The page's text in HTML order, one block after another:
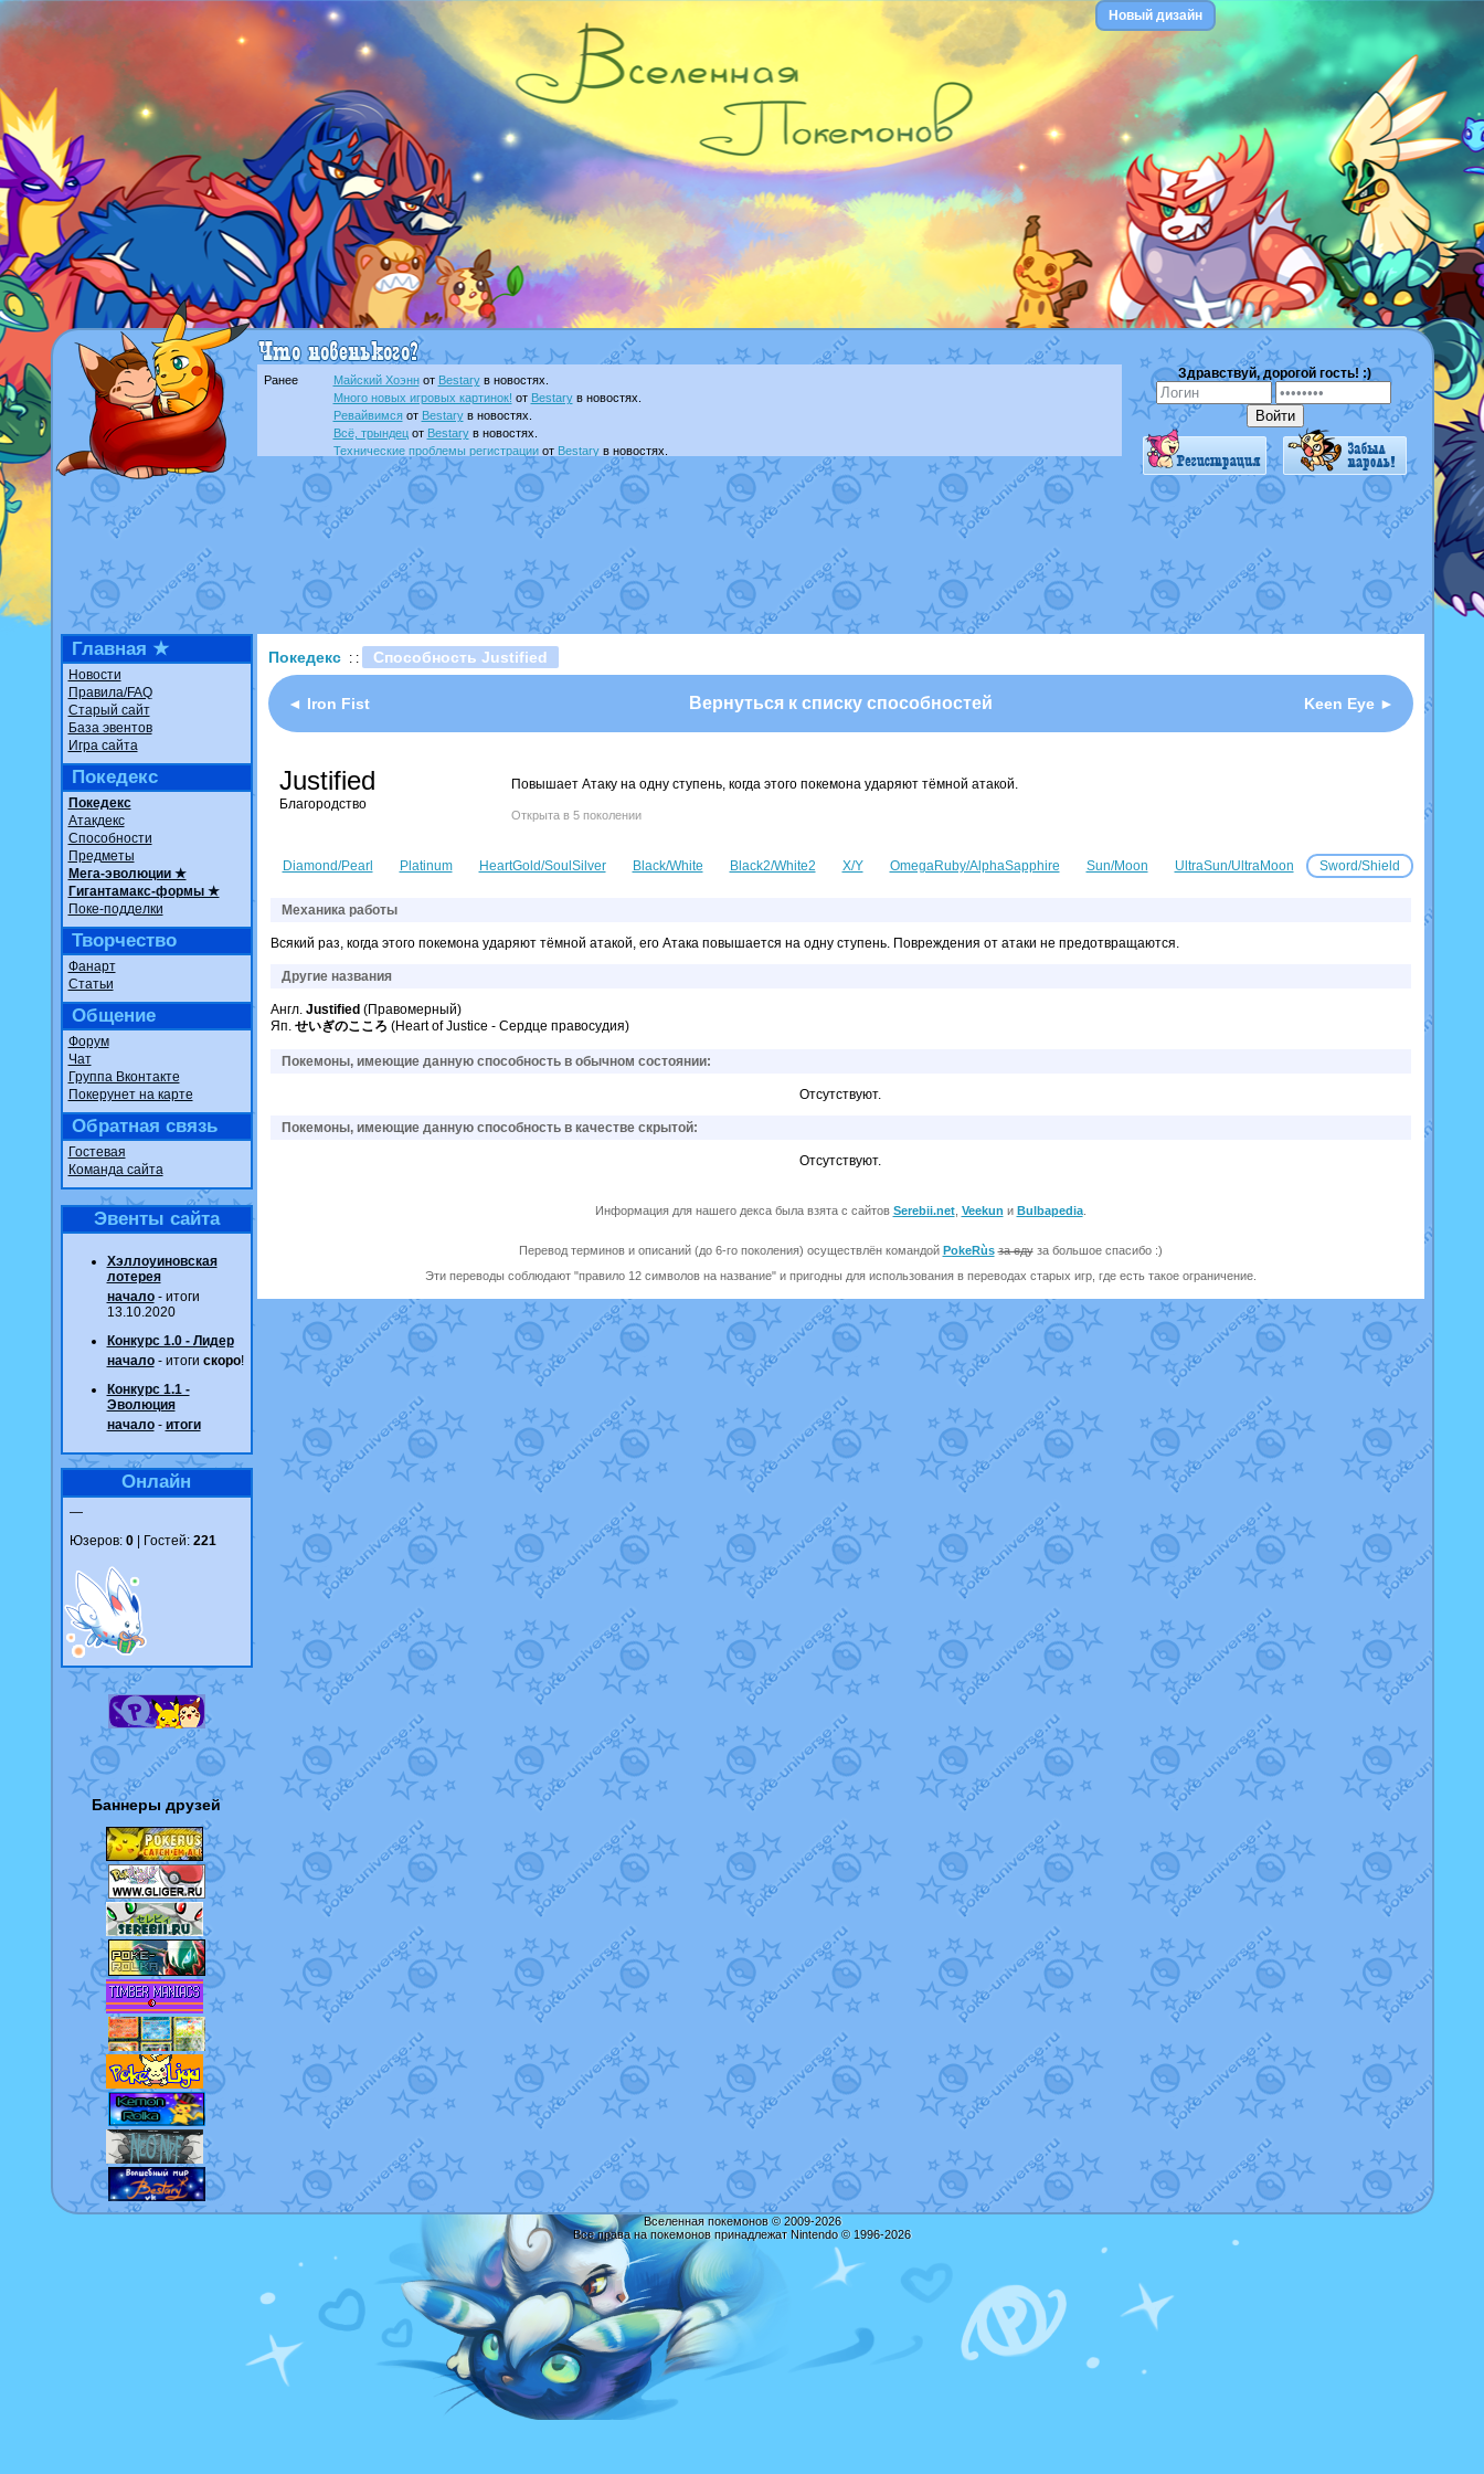
Новый дизайн
Ранее Майский Хоэннот Bestaryв новостях.
Много новых игровых картинок! от Bestaryв новостях.
Ревайвимсяот Bestaryв новостях.
Всё, трындецот Bestaryв новостях.
Технические проблемы регистрацииот Bestaryв новостях.
доброе утро славянеот Dakkuв фанарте.
Йолда и МимикьюотMavisNyanCat
в фанарте.
Недовольный котомангуст
отRandomon
в фанарте.
The Dark Wishmakerот Randomon
в фанарте.
в фанарте.
ilovearceus
Raging Boltот GraceDaFox
в фанарте.
Shadow mismagiusот
в фанарте.
художник
отvicavica в фанарте.
Здравствуй, дорогой гость! :)
Главная ★
Новости
Правила/FAQ
Старый сайт
База эвентов
Игра сайта
Покедекс
Покедекс
Атакдекс
Способности
Предметы
Мега-эволюции ★
Гигантамакс-формы ★
Поке-подделки
Творчество
Фанарт
Статьи
Общение
Форум
Чат
Группа Вконтакте
Покерунет на карте
Обратная связь
Гостевая
Команда сайта
Эвенты сайта
Хэллоуиновская
лотерея
начало- итоги
13.10.2020
Конкурс 1.0 - Лидер
начало- итоги скоро!
Конкурс 1.1 -
Эволюция
начало- итоги
Онлайн
—
Юзеров: 0| Гостей: 221
Баннеры друзей
Покедекс : : Способность Justified
◄ Iron Fist Вернуться к списку способностей Keen Eye ►
Justified
Благородство
Повышает Атаку на одну ступень, когда этого покемона ударяют тёмной атакой.
Открыта в 5 поколении
Diamond/Pearl Platinum HeartGold/SoulSilver Black/White Black2/White2 X/Y OmegaRuby/AlphaSapphire Sun/Moon UltraSun/UltraMoon Sword/Shield
Механика работы
Всякий раз, когда этого покемона ударяют тёмной атакой, его Атака повышается на одну ступень. Повреждения от атаки не предотвращаются.
Другие названия
Англ. Justified (Правомерный)
Яп. せいぎのこころ (Heart of Justice - Сердце правосудия)
Покемоны, имеющие данную способность в обычном состоянии:
Отсутствуют.
Покемоны, имеющие данную способность в качестве скрытой:
Отсутствуют.
Информация для нашего декса была взята с сайтов Serebii.net, Veekun и Bulbapedia.
Перевод терминов и описаний (до 6-го поколения) осуществлён командой PokeRùs за едуза большое спасибо :)
Эти переводы соблюдают "правило 12 символов на название" и пригодны для использования в переводах старых игр, где есть такое ограничение.
Вселенная покемонов © 2009-2026
Все права на покемонов принадлежат Nintendo © 1996-2026